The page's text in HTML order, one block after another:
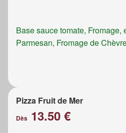
Base sauce tomate, Fromage,
Parmesan, Fromage de
Pizza Fruit de Mer
Dès 13.50 €